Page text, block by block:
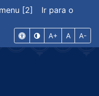
[2]
Ir para o
A+ A A-